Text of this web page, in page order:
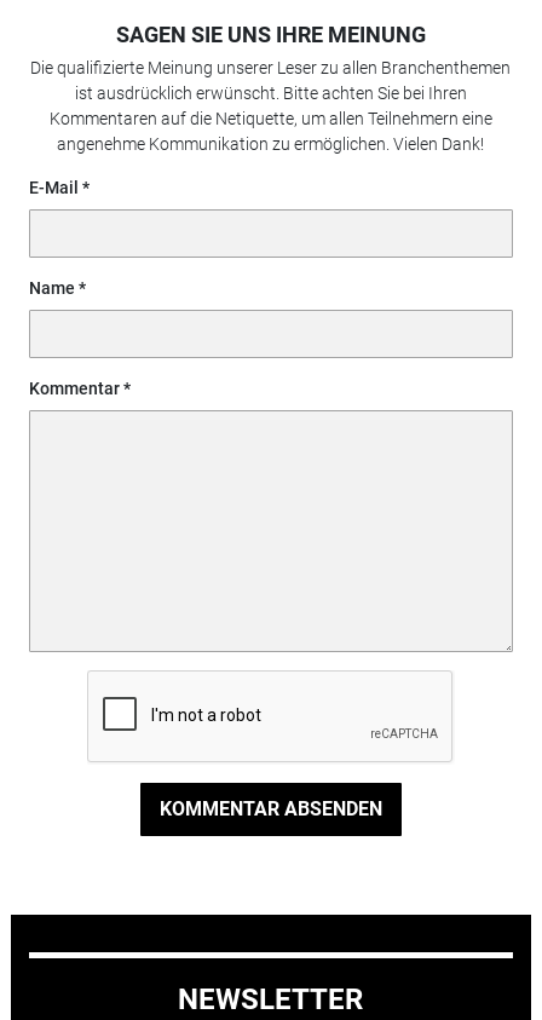
SAGEN SIE UNS IHRE MEINUNG
Die qualifizierte Meinung unserer Leser zu allen Branchenthemen
ist ausdrücklich erwünscht. Bitte achten Sie bei Ihren
Kommentaren auf die Netiquette, um allen Teilnehmern eine
angenehme Kommunikation zu ermöglichen. Vielen Dank!
E-Mail
Name
Kommentar
KOMMENTAR ABSENDEN
NEWSLETTER